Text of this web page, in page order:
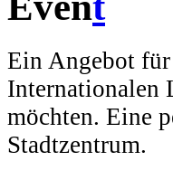
Ein Angebot für
Internationalen
möchten. Eine
Stadtzentrum.